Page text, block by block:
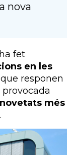
nova
fet
en les
que responen
novetats més